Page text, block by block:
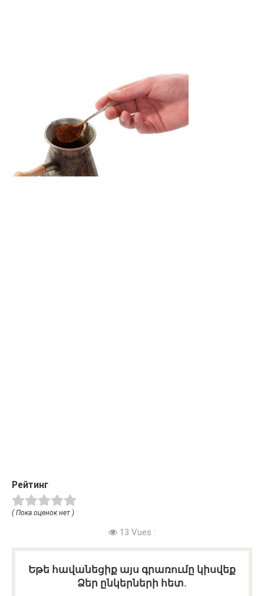
Рейтинг
( Пока оценок нет )
13 Vues :
Եթե հավանեցիք այս գրառումը կիսվեք
Ձեր ընկերների հետ.